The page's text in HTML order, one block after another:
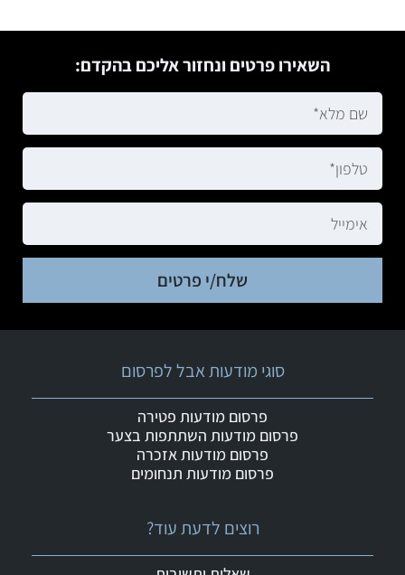
השאירו פרטים ונחזור אליכם בהקדם:
שלח/י פרטים
רוצים לדעת עוד?
סוגי מודעות אבל לפרסום
פרסום מודעות פטירה
פרסום מודעות השתתפות בצער
פרסום מודעות אזכרה
פרסום מודעות תנחומים